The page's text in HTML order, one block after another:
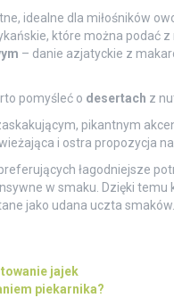
idealne dla miłośników
które można podać z
– danie azjatyckie z
pomyśleć o desertach z
pikantnym
i ostra propozycja
łagodniejsze
w smaku. Dzięki temu
jako udana uczta smaków.
jajek
piekarnika?